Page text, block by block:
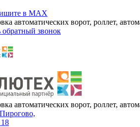
в MAX
автоматических ворот, роллет,
обратный звонок
автоматических ворот, роллет,